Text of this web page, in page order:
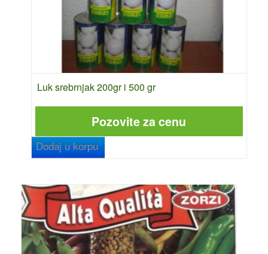
Luk srebrnjak 200gr i 500 gr
Pozovite za cenu
Dodaj u korpu